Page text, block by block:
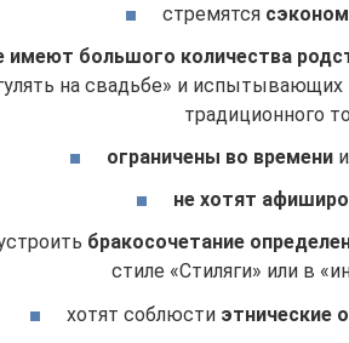
стремятся
имеют большого количества
на свадьбе» и
традиционного
ограничены во времени
не хотят
бракосочетание
стиле «Стиляги» или в
хотят соблюсти этнические